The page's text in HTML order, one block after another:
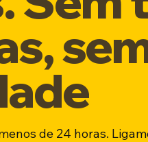
de 24 horas.